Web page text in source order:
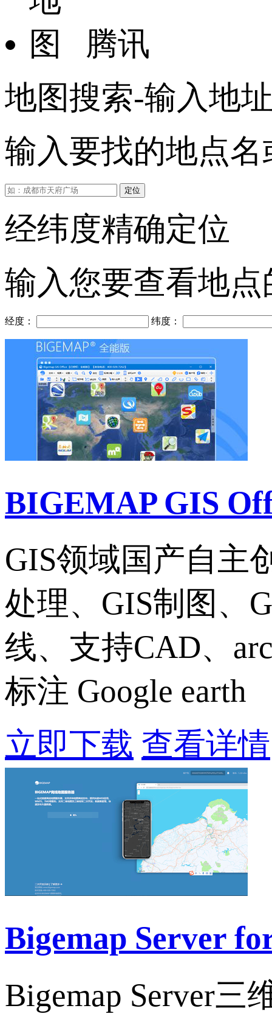
腾讯
地图搜索-输入地
输入要找的地点
定位
经纬度精确定位
输入您要查看地
经度： 纬度：
BIGEMAP GIS
GIS领域国产自主
处理、GIS制图、
线、支持CAD、
标注 Google earth
立即下载 查看详情
Bigemap Server
Bigemap Server